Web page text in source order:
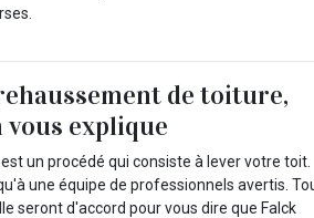
de toiture,
vous explique
un procédé qui consiste à lever votre toit.
une équipe de professionnels avertis.
seront d'accord pour vous dire que Falck